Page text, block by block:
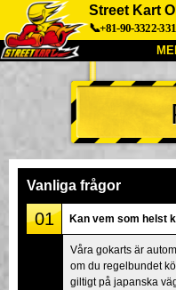
Street Kart
📞+81-90-3322-
Om oss
Företag
Tokyo Shinagawa
Tokyo Akihabara#2
Vanliga frågor
01 Kan vem som helst
Våra gokarts är
om du regelbundet
giltigt på japanska